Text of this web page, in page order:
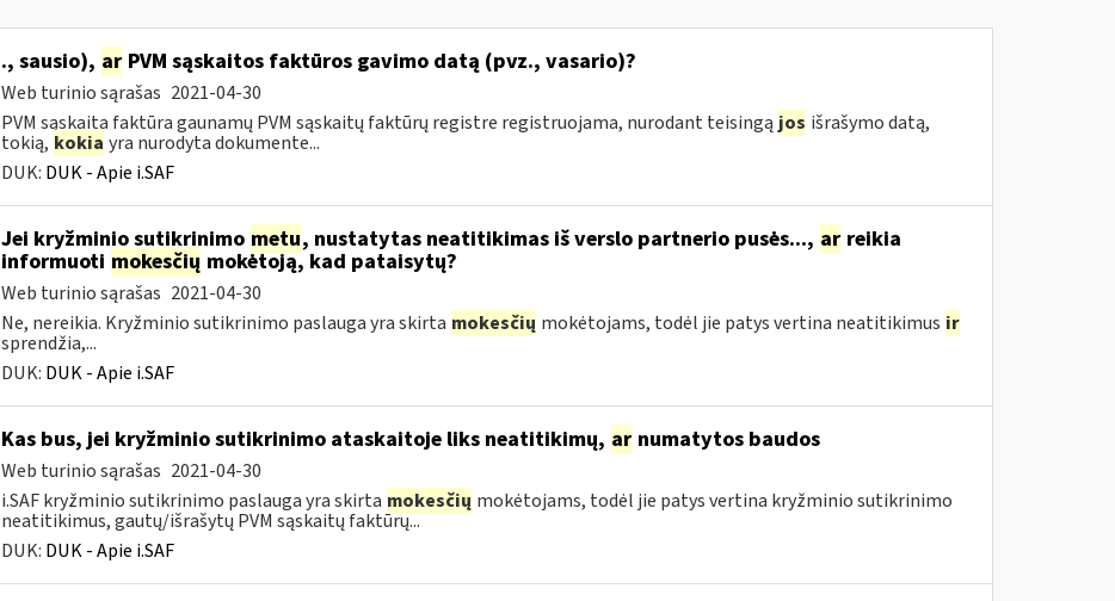
., sausio), arPVM sąskaitos faktūros gavimo datą (pvz., vasario)?
Web turinio sąrašas 2021-04-30
PVM sąskaita faktūra gaunamų PVM sąskaitų faktūrų registre registruojama, nurodant teisingą jos išrašymo datą,
tokią, kokia yra nurodyta dokumente...
DUK: DUK - Apie i.SAF
Jei kryžminio sutikrinimo metu, nustatytas neatitikimas iš verslo partnerio pusės..., arreikia
informuoti mokesčių mokėtoją, kad pataisytų?
Web turinio sąrašas 2021-04-30
Ne, nereikia. Kryžminio sutikrinimo paslauga yra skirta mokesčių mokėtojams, todėl jie patys vertina neatitikimus ir
sprendžia,...
DUK: DUK - Apie i.SAF
Kas bus, jei kryžminio sutikrinimo ataskaitoje liks neatitikimų, arnumatytos baudos
Web turinio sąrašas 2021-04-30
i.SAF kryžminio sutikrinimo paslauga yra skirta mokesčių mokėtojams, todėl jie patys vertina kryžminio sutikrinimo
neatitikimus, gautų/išrašytų PVM sąskaitų faktūrų...
DUK: DUK - Apie i.SAF